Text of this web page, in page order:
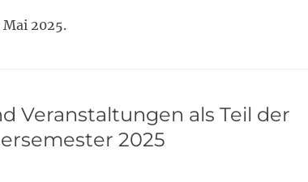
2025.
Veranstaltungen als Teil der
2025